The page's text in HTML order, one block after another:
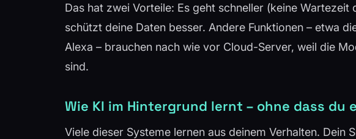
Das hat zwei Vorteile: Es geht schneller (keine
schützt deine Daten besser. Andere Funktionen – etwa
Alexa – brauchen nach wie vor Cloud-Server, weil die
sind.
Wie KI im Hintergrund lernt – ohne dass du
Viele dieser Systeme lernen aus deinem Verhalten. Dein